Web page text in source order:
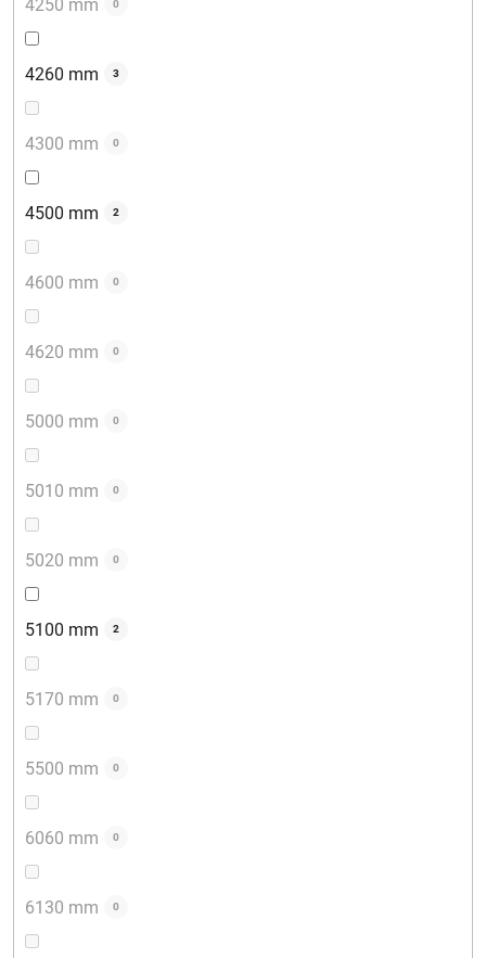
4250 mm 0
4260 mm 3
4300 mm 0
4500 mm 2
4600 mm 0
4620 mm 0
5000 mm 0
5010 mm 0
5020 mm 0
5100 mm 2
5170 mm 0
5500 mm 0
6060 mm 0
6130 mm 0